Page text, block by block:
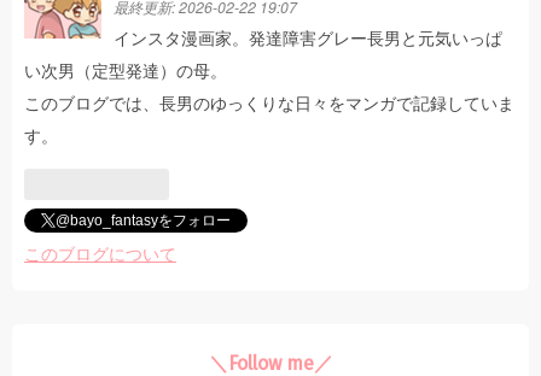
ログ
Pro
最終更新:2026-02-22 19:07
インスタ漫画家。発達障害グレー長男と元気いっぱ
い次男（定型発達）の母。
このブログでは、長男のゆっくりな日々をマンガで記録していま
す。
@bayo_fantasyをフォロー
このブログについて
＼Follow me／